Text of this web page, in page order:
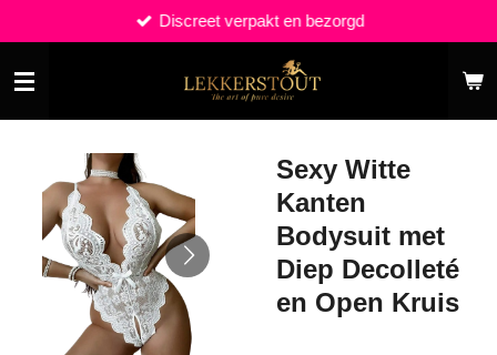
direct
naar
de
hoofdinhoud
Discreet verpakt en bezorgd
Sexy Witte
Kanten
Bodysuit met
Diep Decolleté
en Open Kruis